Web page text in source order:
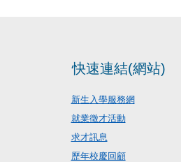
快速連結(網站)
新生入學服務網
就業徵才活動
求才訊息
歷年校慶回顧